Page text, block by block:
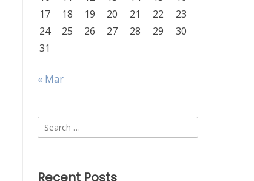
17
18 19 20 21 22
23
24
25 26 27 28 29
30
31
« Mar
Search
for:
Recent Posts